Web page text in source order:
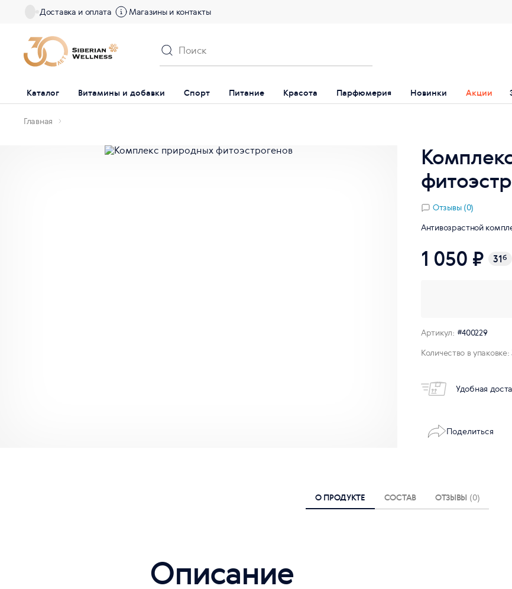
Доставка и оплата Магазины и контакты
Каталог Витамины и добавки Спорт Питание Красота Парфюмерия Новинки Акции
Главная
Отзывы (0)
Антивозрастной
1 050 ₽ 31б
Артикул: #400229
Количество в упаковке:
Удобная
Поделиться
О ПРОДУКТЕ СОСТАВ ОТЗЫВЫ (0)
Описание